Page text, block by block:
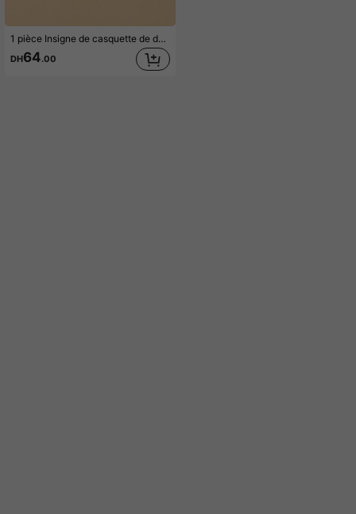
1 pièce Insigne de casquette de doctorat diplômé de 2026 à la mode, casquette de graduation en alliage de zinc, cadeau commémoratif, broche de graduation unisexe
DH64.00